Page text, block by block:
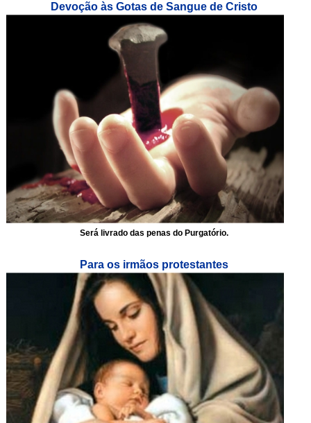
Devoção às Gotas de Sangue de Cristo
Será livrado das penas do Purgatório.
Para os irmãos protestantes